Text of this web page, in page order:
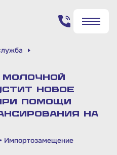
✖
молочной
новое
помощи
на
• Импортозамещение